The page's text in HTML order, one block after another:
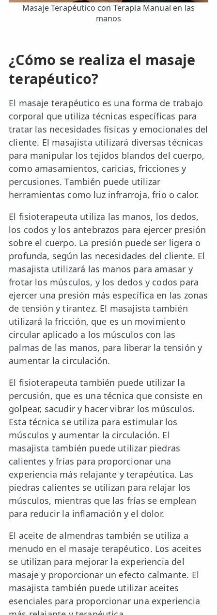
Masaje Terapéutico con Terapia Manual en las
manos
¿Cómo se realiza el masaje
terapéutico?
El masaje terapéutico es una forma de trabajo
corporal que utiliza técnicas específicas para
tratar las necesidades físicas y emocionales del
cliente. El masajista utilizará diversas técnicas
para manipular los tejidos blandos del cuerpo,
como amasamientos, caricias, fricciones y
percusiones. También puede utilizar
herramientas como luz infrarroja, frio o calor.
El fisioterapeuta utiliza las manos, los dedos,
los codos y los antebrazos para ejercer presión
sobre el cuerpo. La presión puede ser ligera o
profunda, según las necesidades del cliente. El
masajista utilizará las manos para amasar y
frotar los músculos, y los dedos y codos para
ejercer una presión más específica en las zonas
de tensión y tirantez. El masajista también
utilizará la fricción, que es un movimiento
circular aplicado a los músculos con las
palmas de las manos, para liberar la tensión y
aumentar la circulación.
El fisioterapeuta también puede utilizar la
percusión, que es una técnica que consiste en
golpear, sacudir y hacer vibrar los músculos.
Esta técnica se utiliza para estimular los
músculos y aumentar la circulación. El
masajista también puede utilizar piedras
calientes y frías para proporcionar una
experiencia más relajante y terapéutica. Las
piedras calientes se utilizan para relajar los
músculos, mientras que las frías se emplean
para reducir la inflamación y el dolor.
El aceite de almendras también se utiliza a
menudo en el masaje terapéutico. Los aceites
se utilizan para mejorar la experiencia del
masaje y proporcionar un efecto calmante. El
masajista también puede utilizar aceites
esenciales para proporcionar una experiencia